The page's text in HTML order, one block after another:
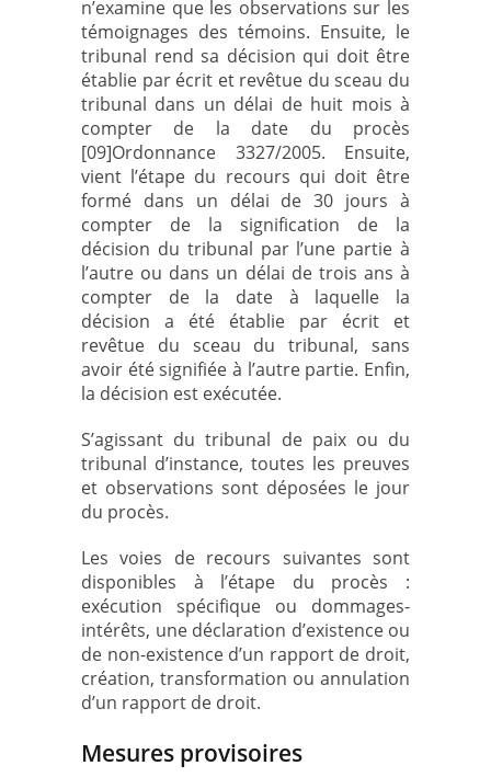
n’examine que les observations sur les
témoignages des témoins. Ensuite, le
tribunal rend sa décision qui doit être
établie par écrit et revêtue du sceau du
tribunal dans un délai de huit mois à
compter de la date du procès
[09]Ordonnance 3327/2005. Ensuite,
vient l’étape du recours qui doit être
formé dans un délai de 30 jours à
compter de la signification de la
décision du tribunal par l’une partie à
l’autre ou dans un délai de trois ans à
compter de la date à laquelle la
décision a été établie par écrit et
revêtue du sceau du tribunal, sans
avoir été signifiée à l’autre partie. Enfin,
la décision est exécutée.
S’agissant du tribunal de paix ou du
tribunal d’instance, toutes les preuves
et observations sont déposées le jour
du procès.
Les voies de recours suivantes sont
disponibles à l’étape du procès :
exécution spécifique ou dommages-
intérêts, une déclaration d’existence ou
de non-existence d’un rapport de droit,
création, transformation ou annulation
d’un rapport de droit.
Mesures provisoires